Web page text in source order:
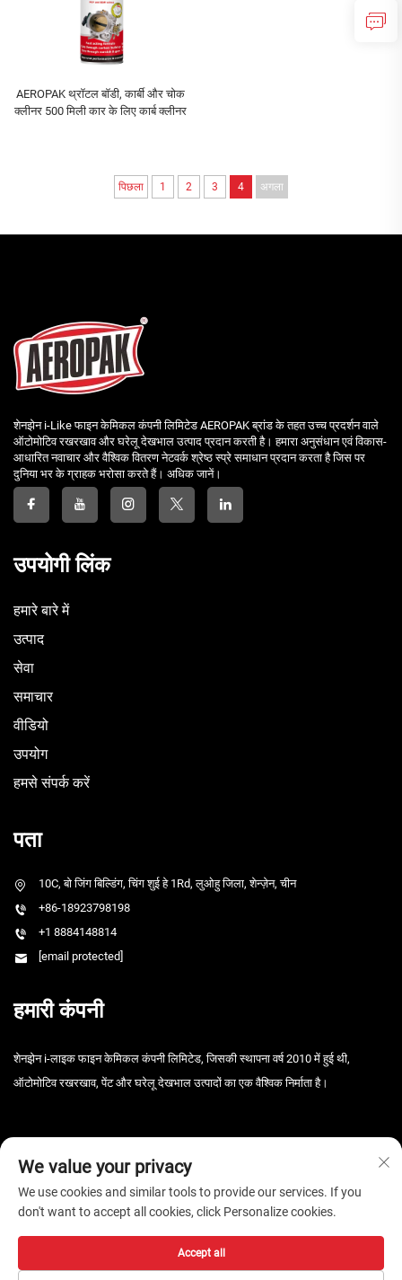
AEROPAK थ्रॉटल बॉडी, कार्बी और चोक
क्लीनर 500 मिली कार के लिए कार्ब क्लीनर
पिछला 1 2 3 4 अगला
शेनझेन i-Like फाइन केमिकल कंपनी लिमिटेड AEROPAK ब्रांड के तहत उच्च प्रदर्शन वाले
ऑटोमोटिव रखरखाव और घरेलू देखभाल उत्पाद प्रदान करती है। हमारा अनुसंधान एवं विकास-
आधारित नवाचार और वैश्विक वितरण नेटवर्क श्रेष्ठ स्प्रे समाधान प्रदान करता है जिस पर
दुनिया भर के ग्राहक भरोसा करते हैं। अधिक जानें।
उपयोगी लिंक
हमारे बारे में
उत्पाद
सेवा
समाचार
वीडियो
उपयोग
हमसे संपर्क करें
पता
10C, बो जिंग बिल्डिंग, चिंग शुई हे 1Rd, लुओहु जिला, शेन्ज़ेन, चीन
+86-18923798198
+1 8884148814
[email protected]
हमारी कंपनी
शेनझ़ेन i-लाइक फाइन केमिकल कंपनी लिमिटेड, जिसकी स्थापना वर्ष 2010 में हुई थी,
ऑटोमोटिव रखरखाव, पेंट और घरेलू देखभाल उत्पादों का एक वैश्विक निर्माता है।
कॉपीराइट © 2026 शेन्ज़ेन i-Like फाइन केमिकल कंपनी, लिमिटेड। सर्वाधिकार सुरक्षित। -
We value your privacy
We use cookies and similar tools to provide our services. If you
don't want to accept all cookies, click Personalize cookies.
Accept all